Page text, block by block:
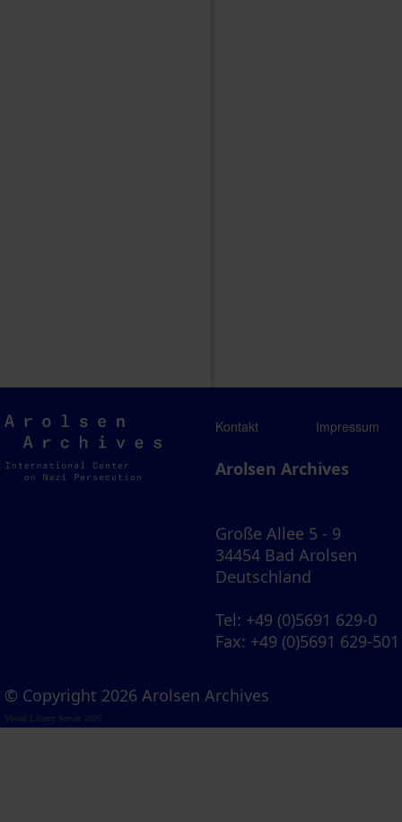
Arolsen
Archives
Kontakt Impressum
Arolsen Archives
Große Allee 5 - 9
34454 Bad Arolsen
Deutschland
Tel: +49 (0)5691 629-0
Fax: +49 (0)5691 629-501
© Copyright 2026 Arolsen Archives
Visual Library Server 2026